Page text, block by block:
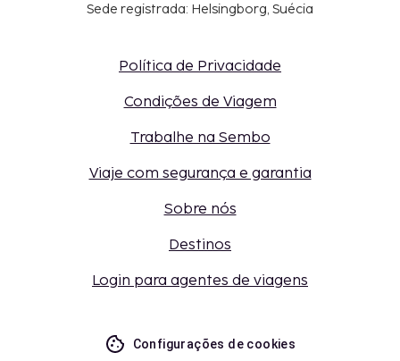
Sede registrada: Helsingborg, Suécia
Política de Privacidade
Condições de Viagem
Trabalhe na Sembo
Viaje com segurança e garantia
Sobre nós
Destinos
Login para agentes de viagens
Configurações de cookies